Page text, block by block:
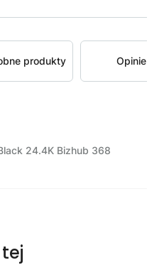
produkty Opinie
24.4K Bizhub 368